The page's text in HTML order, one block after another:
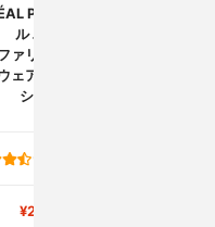
PARIS(ロレア
ル パリ)
ァリブル フレッ
ェア ファンデー
ション
¥2,168